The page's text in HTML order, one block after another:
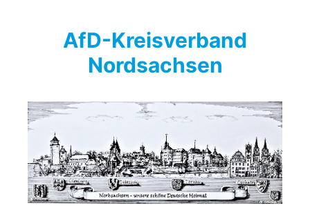
AfD-Kreisverband
Nordsachsen